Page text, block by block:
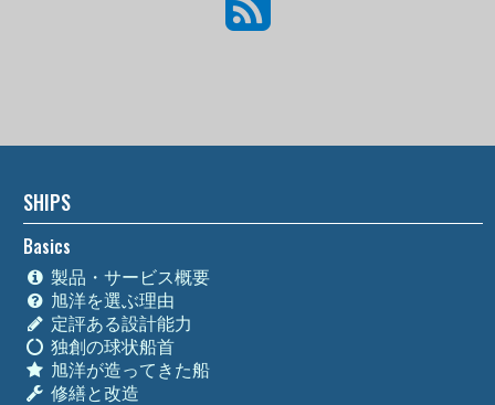
SHIPS
Basics
製品・サービス概要
旭洋を選ぶ理由
定評ある設計能力
独創の球状船首
旭洋が造ってきた船
修繕と改造